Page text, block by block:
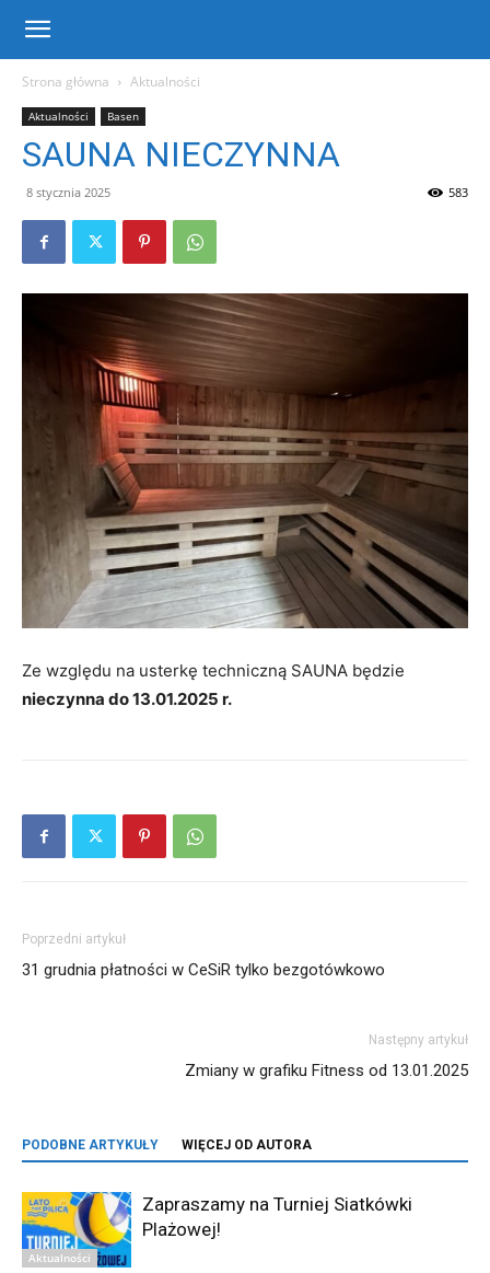
Centrum
Sportu
Warce
Strona główna Aktualności
Aktualności Basen
SAUNA NIECZYNNA
8 stycznia 2025 583
Ze względu na usterkę techniczną SAUNA będzie
nieczynna do 13.01.2025 r.
Poprzedni artykuł
31 grudnia płatności w CeSiR tylko bezgotówkowo
Następny artykuł
Zmiany w grafiku Fitness od 13.01.2025
PODOBNE ARTYKUŁY WIĘCEJ OD AUTORA
Aktualności
Zapraszamy na Turniej Siatkówki
Plażowej!